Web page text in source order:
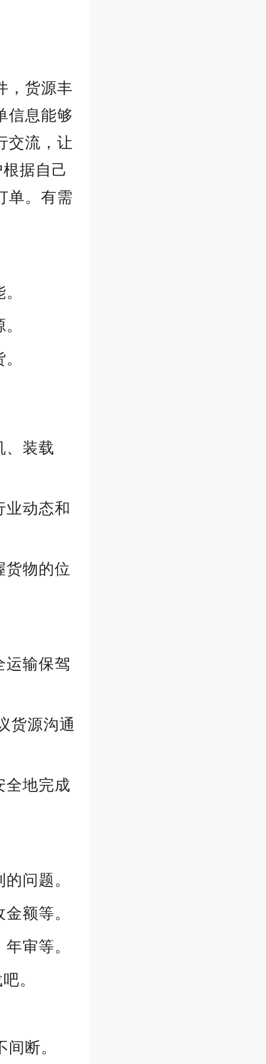
，货源丰
信息能够
交流，让
据自己
单。有需
、装载
业动态和
货物的位
运输保驾
货源沟通
全地完成
问题。
额等。
审等。
。
断。